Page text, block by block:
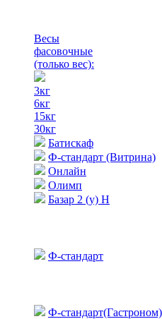
Весы
фасовочные
(только вес):
3кг
6кг
15кг
30кг
Батискаф
Ф-стандарт (Витрина)
Онлайн
Олимп
Базар 2 (у) Н
Ф-стандарт
Ф-стандарт(Гастроном)